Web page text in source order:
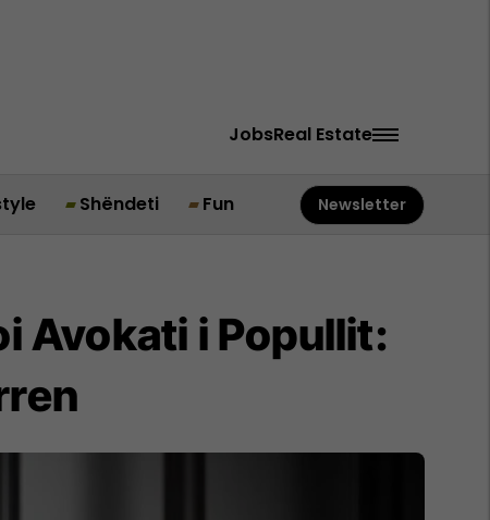
JobsReal Estate
Shëndeti Fun Newsletter
Avokati i Popullit: